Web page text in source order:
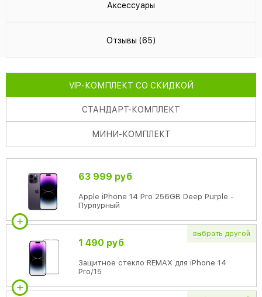
Аксессуары
Отзывы (65)
VIP-КОМПЛЕКТ СО СКИДКОЙ
СТАНДАРТ-КОМПЛЕКТ
МИНИ-КОМПЛЕКТ
63 999 руб
Apple iPhone 14 Pro 256GB Deep Purple -
Пурпурный
выбрать другой
1 490 руб
Защитное стекло REMAX для iPhone 14
Pro/15